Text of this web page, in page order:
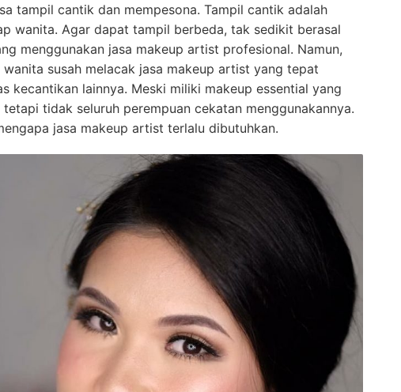
tampil cantik dan mempesona. Tampil cantik adalah
wanita. Agar dapat tampil berbeda, tak sedikit berasal
menggunakan jasa makeup artist profesional. Namun,
susah melacak jasa makeup artist yang tepat
kecantikan lainnya. Meski miliki makeup essential yang
tetapi tidak seluruh perempuan cekatan menggunakannya.
jasa makeup artist terlalu dibutuhkan.